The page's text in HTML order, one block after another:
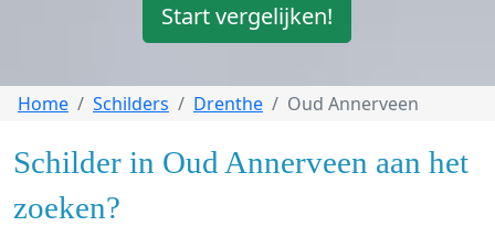
Start vergelijken!
Home Schilders Drenthe Oud Annerveen
Schilder in Oud Annerveen aan het
zoeken?